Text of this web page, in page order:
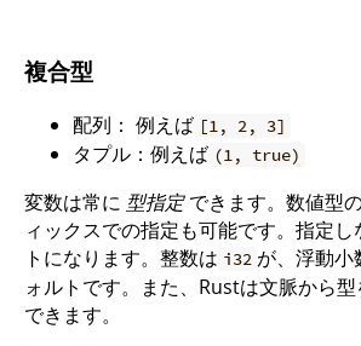
複合型
配列： 例えば [1, 2, 3]
タプル：例えば (1, true)
変数は常に 型指定できます。数値型
ィックスでの指定も可能です。指定
トになります。整数は i32 が、浮動小
ォルトです。また、Rustは文脈から
できます。